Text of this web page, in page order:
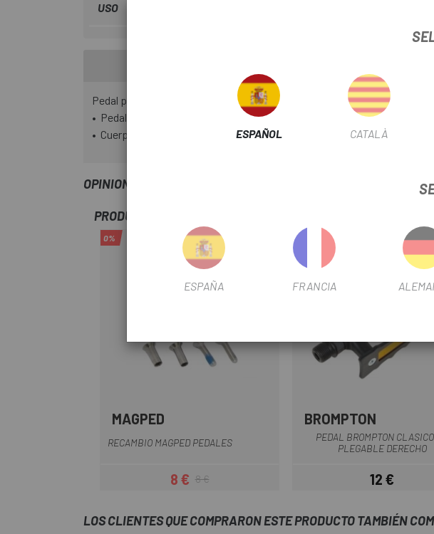
USO
Pedal plataforma.
• Pedal derecho de plataforma para bielas con rosca 9/16 (Standard MTB).
• Cuerpo y plataforma de aluminio con eje de Crmo.
OPINIONES
PRODUCTOS SIMILARES
0%
MAGPED
RECAMBIO MAGPED PEDALES
Precio
8 €Precio regular
8 €
BROMPTON
PEDAL BROMPTON
PLEGABLE DERECHO
Precio
12 €
LOS CLIENTES QUE COMPRARON ESTE PRODUCTO TAMBIÉN
ESPAÑOL CATALÀ
ESPAÑA FRANCIA